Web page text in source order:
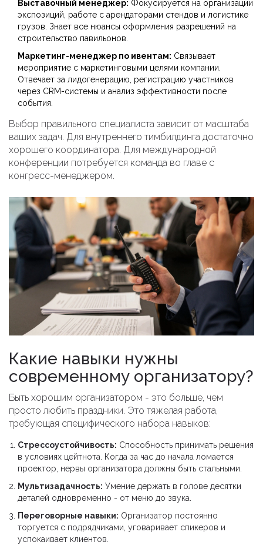
Выставочный менеджер: Фокусируется на организации
экспозиций, работе с арендаторами стендов и логистике
грузов. Знает все нюансы оформления разрешений на
строительство павильонов.
Маркетинг-менеджер по ивентам: Связывает
мероприятие с маркетинговыми целями компании.
Отвечает за лидогенерацию, регистрацию участников
через CRM-системы и анализ эффективности после
события.
Выбор правильного специалиста зависит от масштаба
ваших задач. Для внутреннего тимбилдинга достаточно
хорошего координатора. Для международной
конференции потребуется команда во главе с
конгресс-менеджером.
Какие навыки нужны
современному организатору?
Быть хорошим организатором - это больше, чем
просто любить праздники. Это тяжелая работа,
требующая специфического набора навыков:
Стрессоустойчивость: Способность принимать решения
в условиях цейтнота. Когда за час до начала ломается
проектор, нервы организатора должны быть стальными.
Мультизадачность: Умение держать в голове десятки
деталей одновременно - от меню до звука.
Переговорные навыки: Организатор постоянно
торгуется с подрядчиками, уговаривает спикеров и
успокаивает клиентов.